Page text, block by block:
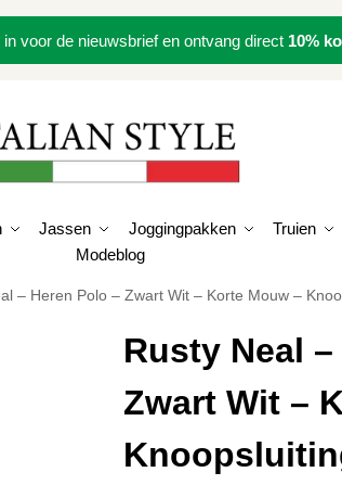
in voor de nieuwsbrief en ontvang direct 10%
Jassen Joggingpakken
Truien
Modeblog
– Heren Polo – Zwart Wit – Korte Mouw –
Rusty Neal
Zwart Wit –